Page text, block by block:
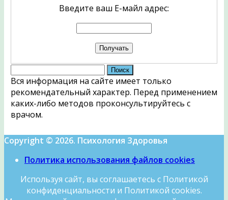
Введите ваш Е-майл адрес:
Найти:
Вся информация на сайте имеет только
рекомендательный характер. Перед применением
каких-либо методов проконсультируйтесь с
врачом.
Copyright © 2026. Психология Здоровья
Политика использования файлов cookies
Используя сайт, вы соглашаетесь с Политикой
конфиденциальности и Политикой cookies.